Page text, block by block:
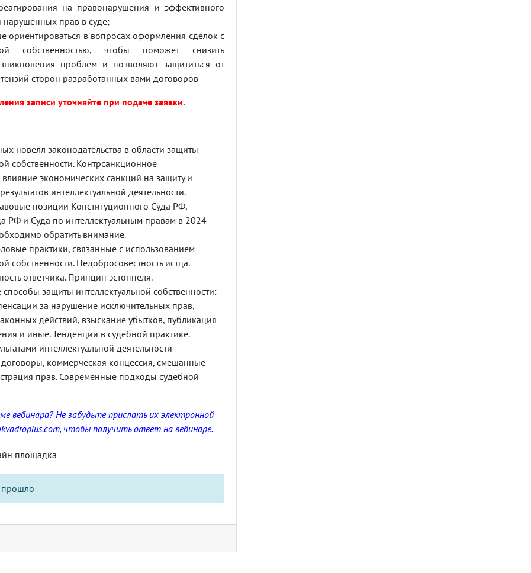
на правонарушения и эффективного
нарушенных прав в суде;
ориентироваться в вопросах оформления сделок с
собственностью, чтобы поможет снизить
проблем и позволяют защититься от
сторон разработанных вами договоров
записи уточняйте при подаче заявки.
новелл законодательства в области защиты
собственности. Контрсанкционное
экономических санкций на защиту и
интеллектуальной деятельности.
позиции Конституционного Суда РФ,
РФ и Суда по интеллектуальным правам в 2024-
обратить внимание.
практики, связанные с использованием
собственности. Недобросовестность истца.
ответчика. Принцип эстоппеля.
защиты интеллектуальной собственности:
за нарушение исключительных прав,
действий, взыскание убытков, публикация
и иные. Тенденции в судебной практике.
интеллектуальной деятельности
коммерческая концессия, смешанные
прав. Современные подходы судебной
вебинара? Не забудьте прислать их электронной
, чтобы получить ответ на вебинаре.
площадка
прошло